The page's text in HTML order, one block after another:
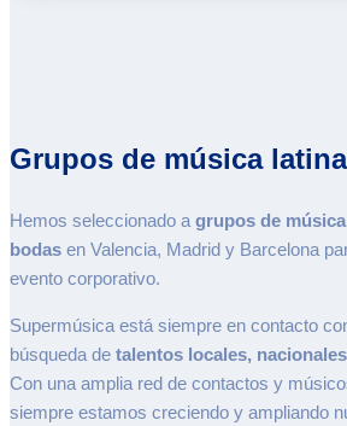
Grupos de música latina
Hemos seleccionado a grupos de
bodas en Valencia, Madrid y Barcelona
evento corporativo.
Supermúsica está siempre en contacto
búsqueda de talentos locales,
Con una amplia red de contactos y
siempre estamos creciendo y ampliando